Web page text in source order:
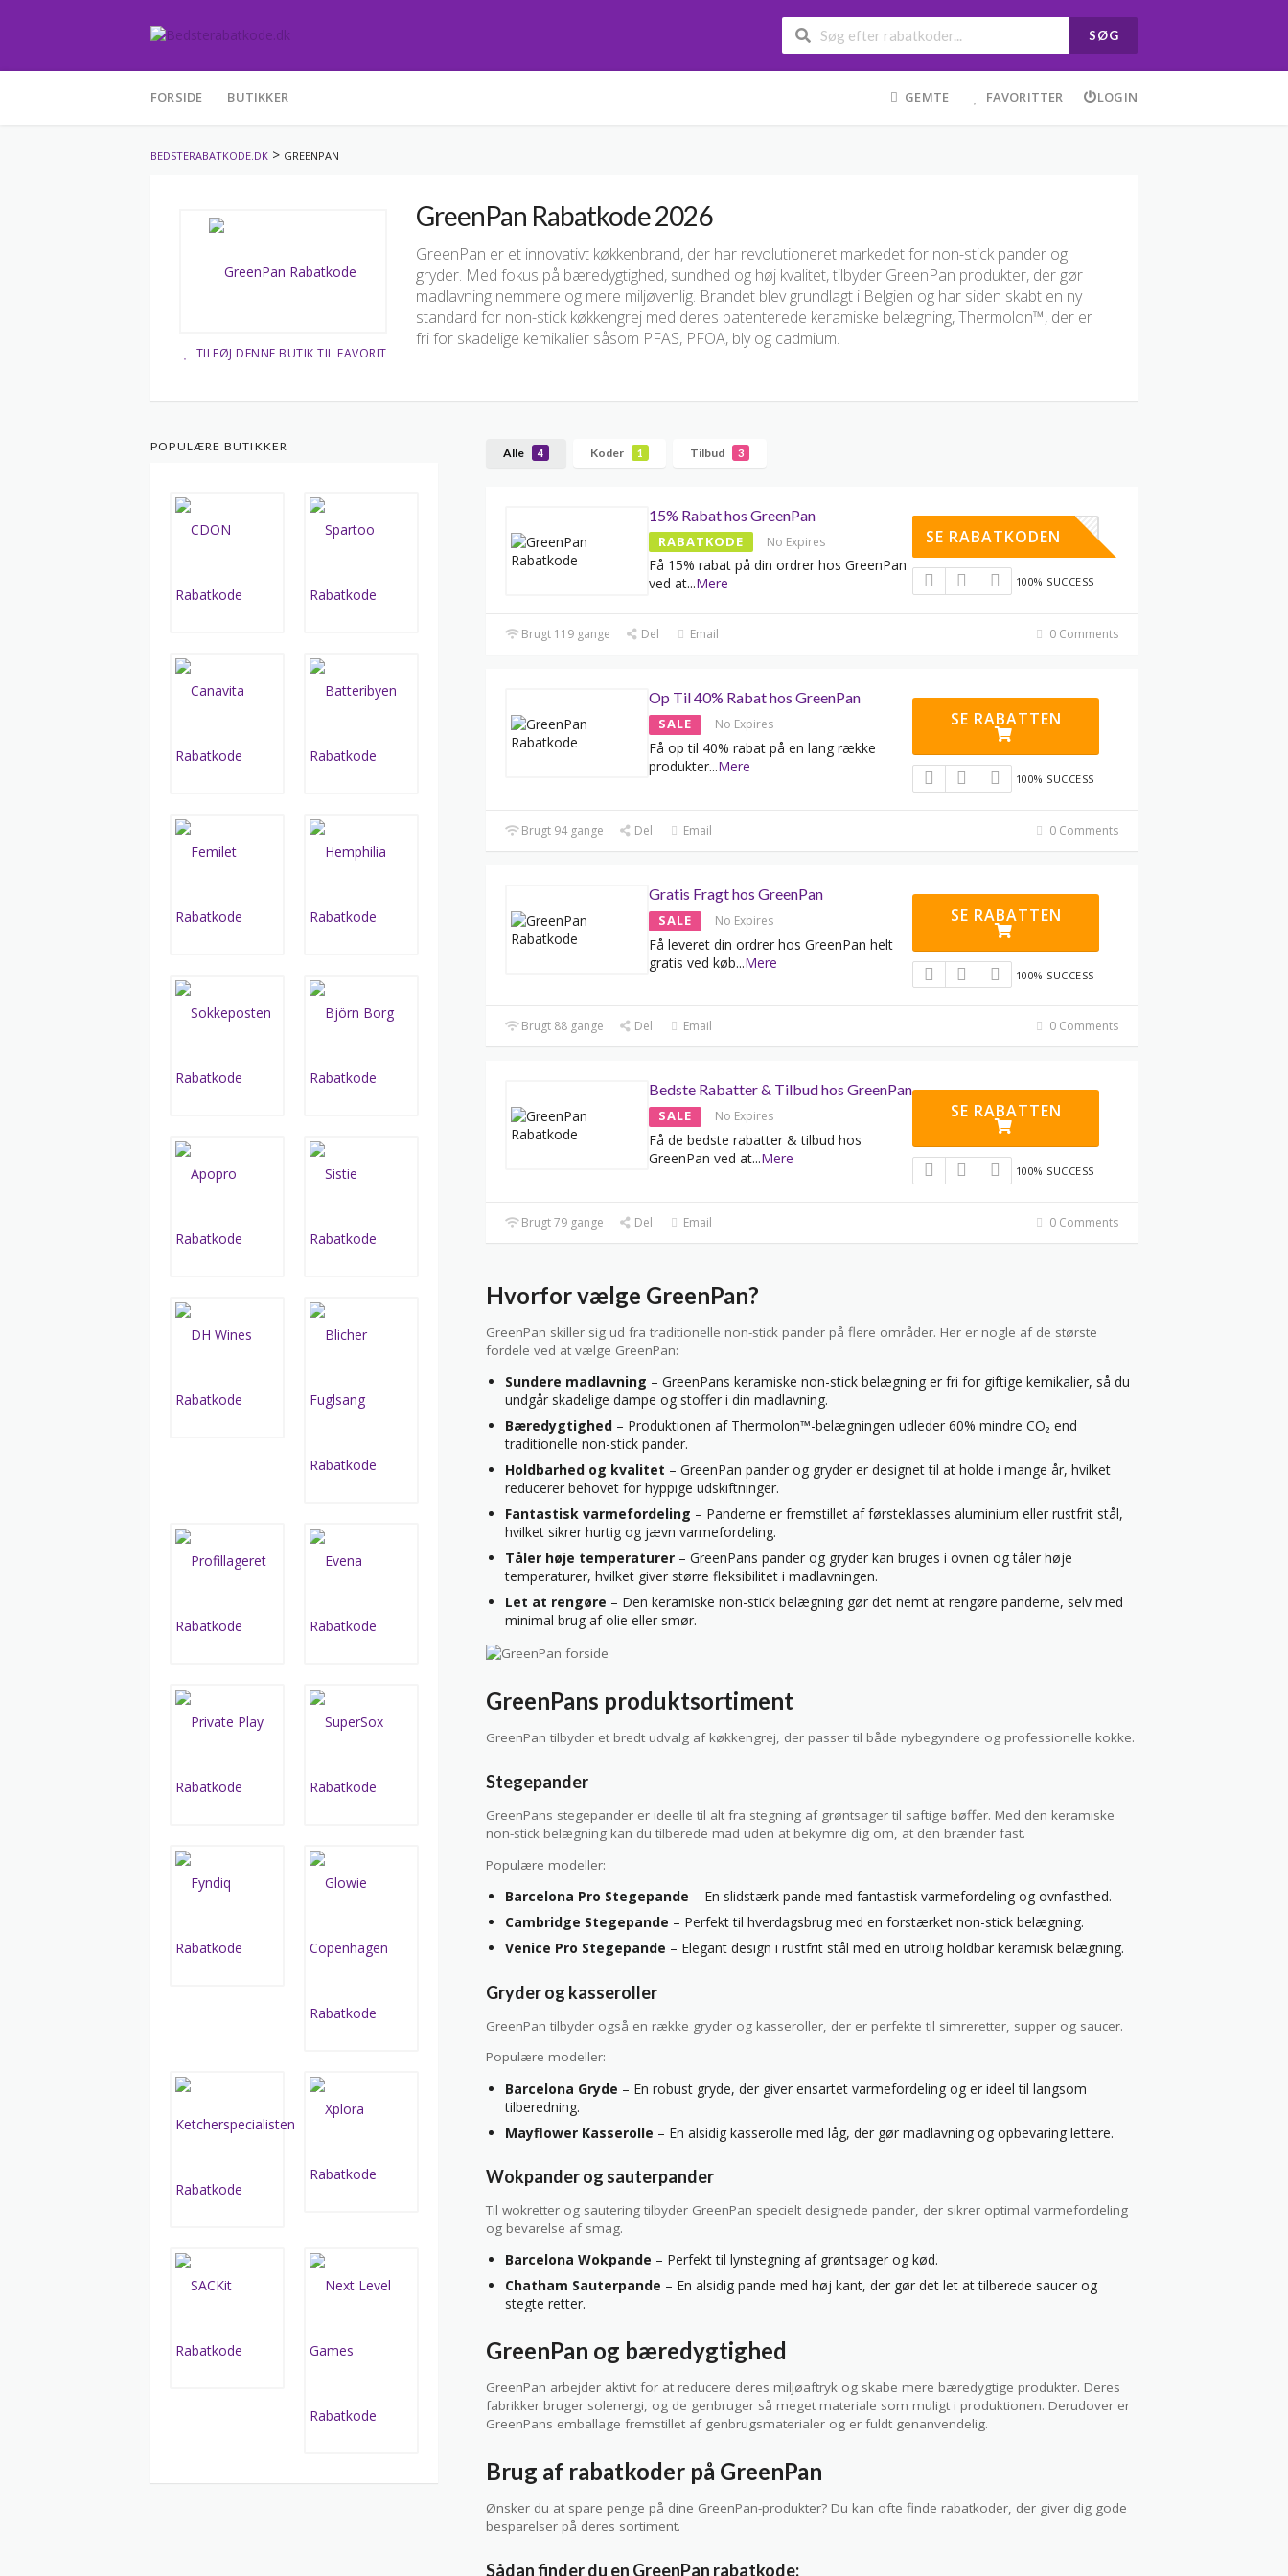
SØG
to
FORSIDE BUTIKKER GEMTE FAVORITTER LOGIN
BEDSTERABATKODE.DK > GREENPAN
TILFØJ DENNE BUTIK TIL FAVORIT
GreenPan Rabatkode 2026
GreenPan er et innovativt køkkenbrand, der har revolutioneret markedet for non-stick pander og
gryder. Med fokus på bæredygtighed, sundhed og høj kvalitet, tilbyder GreenPan produkter, der gør
madlavning nemmere og mere miljøvenlig. Brandet blev grundlagt i Belgien og har siden skabt en ny
standard for non-stick køkkengrej med deres patenterede keramiske belægning, Thermolon™, der er
fri for skadelige kemikalier såsom PFAS, PFOA, bly og cadmium.
Alle 4 Koder 1 Tilbud 3
15% Rabat hos GreenPan
RABATKODE No Expires
Få 15% rabat på din ordrer hos GreenPan
ved at...Mere
EXTRA15
SE RABATKODEN
100% SUCCESS
Brugt 119 gange Del Email 0 Comments
Op Til 40% Rabat hos GreenPan
SALE No Expires
Få op til 40% rabat på en lang række
produkter...Mere
SE RABATTEN
100% SUCCESS
Brugt 94 gange Del Email 0 Comments
Gratis Fragt hos GreenPan
SALE No Expires
Få leveret din ordrer hos GreenPan helt
gratis ved køb...Mere
SE RABATTEN
100% SUCCESS
Brugt 88 gange Del Email 0 Comments
Bedste Rabatter & Tilbud hos GreenPan
SALE No Expires
Få de bedste rabatter & tilbud hos
GreenPan ved at...Mere
SE RABATTEN
100% SUCCESS
Brugt 79 gange Del Email 0 Comments
Hvorfor vælge GreenPan?
GreenPan skiller sig ud fra traditionelle non-stick pander på flere områder. Her er nogle af de største
fordele ved at vælge GreenPan:
Sundere madlavning – GreenPans keramiske non-stick belægning er fri for giftige kemikalier, så du
undgår skadelige dampe og stoffer i din madlavning.
Bæredygtighed – Produktionen af Thermolon™-belægningen udleder 60% mindre CO₂ end
traditionelle non-stick pander.
Holdbarhed og kvalitet – GreenPan pander og gryder er designet til at holde i mange år, hvilket
reducerer behovet for hyppige udskiftninger.
Fantastisk varmefordeling – Panderne er fremstillet af førsteklasses aluminium eller rustfrit stål,
hvilket sikrer hurtig og jævn varmefordeling.
Tåler høje temperaturer – GreenPans pander og gryder kan bruges i ovnen og tåler høje
temperaturer, hvilket giver større fleksibilitet i madlavningen.
Let at rengøre – Den keramiske non-stick belægning gør det nemt at rengøre panderne, selv med
minimal brug af olie eller smør.
GreenPans produktsortiment
GreenPan tilbyder et bredt udvalg af køkkengrej, der passer til både nybegyndere og professionelle kokke.
Stegepander
GreenPans stegepander er ideelle til alt fra stegning af grøntsager til saftige bøffer. Med den keramiske
non-stick belægning kan du tilberede mad uden at bekymre dig om, at den brænder fast.
Populære modeller:
Barcelona Pro Stegepande – En slidstærk pande med fantastisk varmefordeling og ovnfasthed.
Cambridge Stegepande – Perfekt til hverdagsbrug med en forstærket non-stick belægning.
Venice Pro Stegepande – Elegant design i rustfrit stål med en utrolig holdbar keramisk belægning.
Gryder og kasseroller
GreenPan tilbyder også en række gryder og kasseroller, der er perfekte til simreretter, supper og saucer.
Populære modeller:
Barcelona Gryde – En robust gryde, der giver ensartet varmefordeling og er ideel til langsom
tilberedning.
Mayflower Kasserolle – En alsidig kasserolle med låg, der gør madlavning og opbevaring lettere.
Wokpander og sauterpander
Til wokretter og sautering tilbyder GreenPan specielt designede pander, der sikrer optimal varmefordeling
og bevarelse af smag.
Barcelona Wokpande – Perfekt til lynstegning af grøntsager og kød.
Chatham Sauterpande – En alsidig pande med høj kant, der gør det let at tilberede saucer og
stegte retter.
GreenPan og bæredygtighed
GreenPan arbejder aktivt for at reducere deres miljøaftryk og skabe mere bæredygtige produkter. Deres
fabrikker bruger solenergi, og de genbruger så meget materiale som muligt i produktionen. Derudover er
GreenPans emballage fremstillet af genbrugsmaterialer og er fuldt genanvendelig.
Brug af rabatkoder på GreenPan
Ønsker du at spare penge på dine GreenPan-produkter? Du kan ofte finde rabatkoder, der giver dig gode
besparelser på deres sortiment.
Sådan finder du en GreenPan rabatkode:
POPULÆRE BUTIKKER